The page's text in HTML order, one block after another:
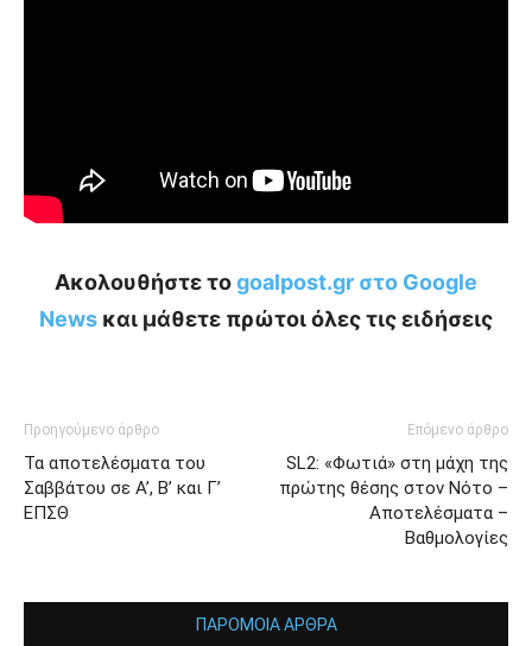
Ακολουθήστε τοgoalpost.gr στο Google
News και μάθετε πρώτοι όλες τις ειδήσεις
Προηγούμενο άρθρο
Τα αποτελέσματα του
Σαββάτου σε Α’, Β’ και Γ’
ΕΠΣΘ
Επόμενο άρθρο
SL2: «Φωτιά» στη μάχη της
πρώτης θέσης στον Νότο –
Αποτελέσματα –
Βαθμολογίες
ΠΑΡΟΜΟΙΑ ΑΡΘΡΑ